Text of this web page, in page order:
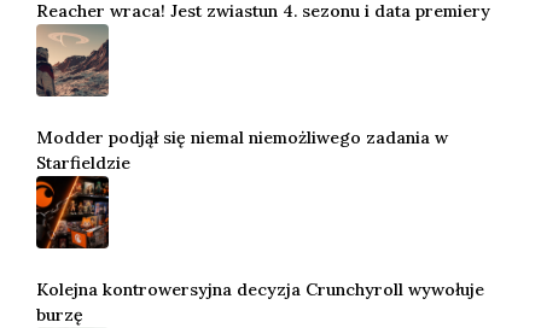
Reacher wraca! Jest zwiastun 4. sezonu i data premiery
Modder podjął się niemal niemożliwego zadania w
Starfieldzie
Kolejna kontrowersyjna decyzja Crunchyroll wywołuje
burzę